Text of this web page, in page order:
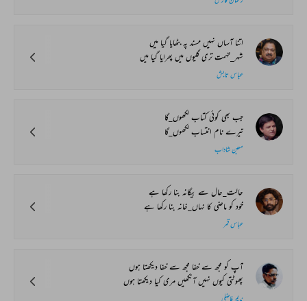
اتنا آساں نہیں مسند پہ بٹھایا گیا میں
شہر_تہمت تری گلیوں میں پھرایا گیا میں
عباس تابش
جب بھی کوئی کتاب لکھوں_گا
تیرے نام انتساب لکھوں_گا
معین شاداب
حالت_حال سے بیگانہ بنا رکھا ہے
خود کو ماضی کا نہاں_خانہ بنا رکھا ہے
عباس قمر
آپ کو مجھ سے خفا مجھ سے خفا دیکھتا ہوں
پھوٹتی کیوں نہیں آنکھیں مری کیا دیکھتا ہوں
ندیم فاضلی